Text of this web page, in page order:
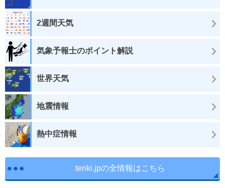
2週間天気
気象予報士のポイント解説
世界天気
地震情報
熱中症情報
tenki.jpの全情報はこちら